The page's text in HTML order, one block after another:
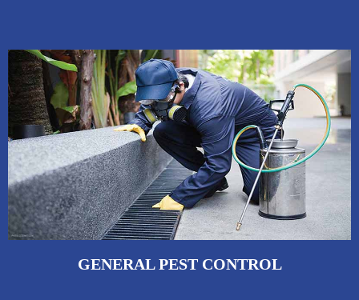
GENERAL PEST CONTROL